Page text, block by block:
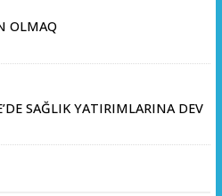
OLMAQ
SAĞLIK YATIRIMLARINA DEV
ÖZDEMİR VE SAHA HEYETİ